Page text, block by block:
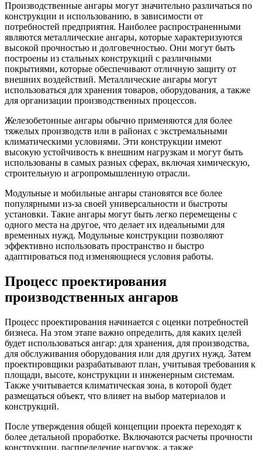
Производственные ангары могут значительно различаться по
конструкции и использованию, в зависимости от
потребностей предприятия. Наиболее распространенными
являются металлические ангары, которые характеризуются
высокой прочностью и долговечностью. Они могут быть
построены из стальных конструкций с различными
покрытиями, которые обеспечивают отличную защиту от
внешних воздействий. Металлические ангары могут
использоваться для хранения товаров, оборудования, а также
для организации производственных процессов.
Железобетонные ангары обычно применяются для более
тяжелых производств или в районах с экстремальными
климатическими условиями. Эти конструкции имеют
высокую устойчивость к внешним нагрузкам и могут быть
использованы в самых разных сферах, включая химическую,
строительную и агропромышленную отрасли.
Модульные и мобильные ангары становятся все более
популярными из-за своей универсальности и быстроты
установки. Такие ангары могут быть легко перемещены с
одного места на другое, что делает их идеальными для
временных нужд. Модульные конструкции позволяют
эффективно использовать пространство и быстро
адаптироваться под изменяющиеся условия работы.
Процесс проектирования
производственных ангаров
Процесс проектирования начинается с оценки потребностей
бизнеса. На этом этапе важно определить, для каких целей
будет использоваться ангар: для хранения, для производства,
для обслуживания оборудования или для других нужд. Затем
проектировщики разрабатывают план, учитывая требования к
площади, высоте, конструкции и инженерным системам.
Также учитывается климатическая зона, в которой будет
размещаться объект, что влияет на выбор материалов и
конструкций.
После утверждения общей концепции проекта переходят к
более детальной проработке. Включаются расчеты прочности
конструкции, распределение нагрузок, а также